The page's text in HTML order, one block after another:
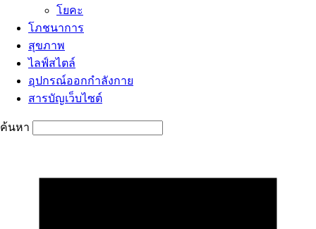
โยคะ
โภชนาการ
สุขภาพ
ไลฟ์สไตล์
อุปกรณ์ออกกำลังกาย
สารบัญเว็บไซต์
ค้นหา